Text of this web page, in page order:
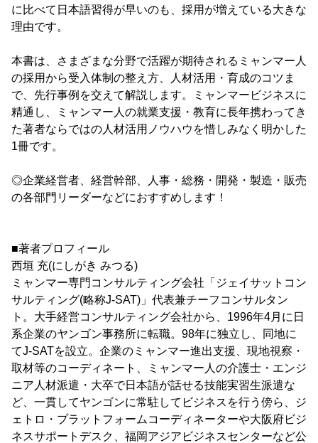
に比べて日本語習得が早いのも、採用が増えている大きな
理由です。
本書は、さまざまな分野で活躍が期待されるミャンマー人
の採用から受入体制の整え方、人材活用・育成のコツま
で、先行事例を交えて解説します。ミャンマービジネスに
精通し、ミャンマー人の就業支援・教育に長年携わってき
た著者ならではの人材活用ノウハウを惜しみなく明かした
1冊です。
◎企業経営者、経営幹部、人事・総務・開発・製造・販売
の各部門リーダーなどにおすすめします！
■著者プロフィール
西垣 充(にしがき みつる)
ミャンマー専門コンサルティング会社「ジェイサットコン
サルティング(略称J-SAT)」代表兼チーフコンサルタン
ト。大手経営コンサルティング会社から、1996年4月に日
系企業のヤンゴン事務所に転職。98年に独立し、同地に
てJ-SATを設立。企業のミャンマー進出支援、現地視察・
取材等のコーディネート、ミャンマー人の介護士・エンジ
ニア人材派遣・大卒で日本語が話せる技能実習生派遣な
ど、一貫してヤンゴンに常駐してビジネスを行う傍ら、ジ
ェトロ・プラットフォームコーディネーターや大阪府ビジ
ネスサポートデスク、福岡アジアビジネスセンターなど公